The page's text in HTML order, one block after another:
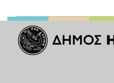
2013